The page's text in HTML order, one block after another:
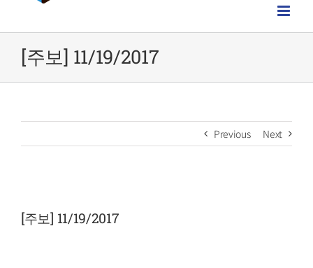
[주보] 11/19/2017
Previous Next
Larger
Image
[주보] 11/19/2017